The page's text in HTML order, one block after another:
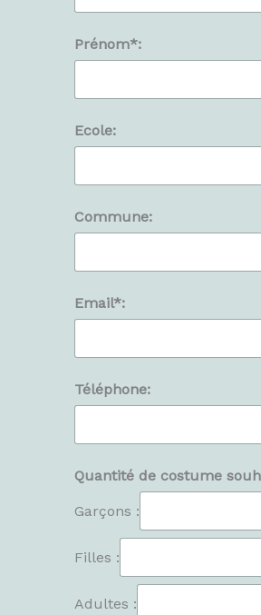
Prénom*:
Ecole:
Commune:
Email*:
Téléphone:
Quantité de costume
Garçons :
Filles :
Adultes :